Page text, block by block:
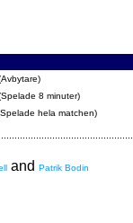
8 minuter)
hela matchen)
and Patrik Bodin